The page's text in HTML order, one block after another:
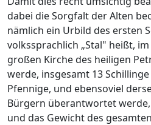
dabei die Sorgfalt der Alten
nämlich ein Urbild des ersten
volkssprachlich „Stal" heißt,
großen Kirche des heiligen
werde, insgesamt 13
Pfennige, und ebensoviel
Bürgern überantwortet
und das Gewicht des